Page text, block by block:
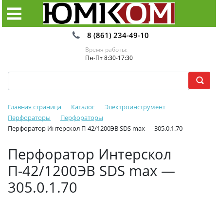
8 (861) 234-49-10
Время работы:
Пн-Пт 8:30-17:30
Главная страница Каталог
Электроинструмент
Перфораторы
Перфораторы
Перфоратор Интерскол П-42/1200ЭВ SDS max — 305.0.1.70
Перфоратор Интерскол
П-42/1200ЭВ SDS max —
305.0.1.70